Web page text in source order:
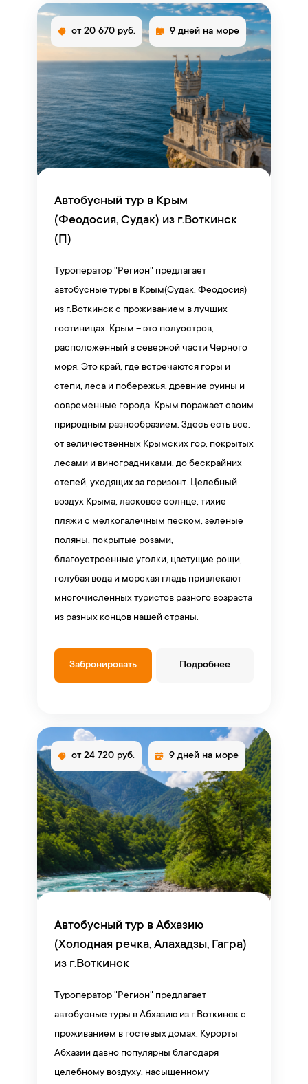
от 20 670 руб. 9 дней на море
Автобусный тур в Крым
(Феодосия, Судак) из г.Воткинск
(П)
Туроператор "Регион" предлагает
автобусные туры в Крым(Судак, Феодосия)
из г.Воткинск с проживанием в лучших
гостиницах. Крым – это полуостров,
расположенный в северной части Черного
моря. Это край, где встречаются горы и
степи, леса и побережья, древние руины и
современные города. Крым поражает своим
природным разнообразием. Здесь есть все:
от величественных Крымских гор, покрытых
лесами и виноградниками, до бескрайних
степей, уходящих за горизонт. Целебный
воздух Крыма, ласковое солнце, тихие
пляжи с мелкогалечным песком, зеленые
поляны, покрытые розами,
благоустроенные уголки, цветущие рощи,
голубая вода и морская гладь привлекают
многочисленных туристов разного возраста
из разных концов нашей страны.
Забронировать Подробнее
от 24 720 руб. 9 дней на море
Автобусный тур в Абхазию
(Холодная речка, Алахадзы, Гагра)
из г.Воткинск
Туроператор "Регион" предлагает
автобусные туры в Абхазию из г.Воткинск с
проживанием в гостевых домах. Курорты
Абхазии давно популярны благодаря
целебному воздуху, насыщенному